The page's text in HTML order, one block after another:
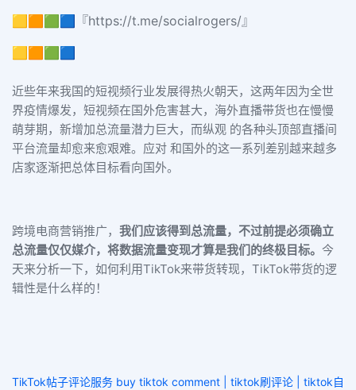
🟨🟧🟩🟦『https://t.me/socialrogers/』
🟨🟧🟩🟦
近些年来我国的短视频行业发展得热火朝天，这两年因为全世
界疫情爆发，短视频在国外危害甚大，海外直播带货也在慢慢
萌芽期，新增加总流量潜力巨大，而纵观 的各种头顶部直播间
平台流量却愈来愈艰难。应对 和国外的这一系列差别越来越多
店家逐渐把总体目标看向国外。
跨境电商营销推广， 我们应该得到总流量，不过前提必须确立
总流量仅仅媒介，将数据流量变现才算是我们的终极目标。 今
天来分析一下，如何利用TikTok来带货转现，TikTok带货的逻
辑性是什么样的！
TikTok帖子评论服务 buy tiktok comment | tiktok刷评论 | tiktok自